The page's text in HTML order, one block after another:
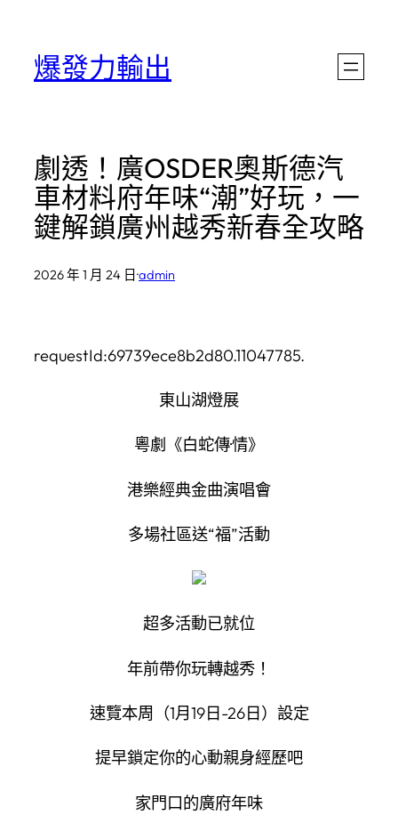
爆發力輸出
劇透！廣OSDER奧斯德汽
車材料府年味“潮”好玩，一
鍵解鎖廣州越秀新春全攻略
2026 年 1 月 24 日·admin
requestId:69739ece8b2d80.11047785.
東山湖燈展
粵劇《白蛇傳·情》
港樂經典金曲演唱會
多場社區送“福”活動
超多活動已就位
年前帶你玩轉越秀！
速覽本周（1月19日-26日）設定
提早鎖定你的心動親身經歷吧
家門口的廣府年味